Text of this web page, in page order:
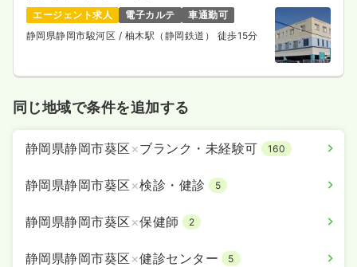
エージェント求人 電子カルテ
車通勤可
静岡県静岡市駿河区 / 柚木駅（静岡鉄道） 徒歩15分
同じ地域で条件を追加する
静岡県静岡市葵区 ×ブランク・未経験可 160
静岡県静岡市葵区 ×検診・健診 5
静岡県静岡市葵区 ×保健師 2
静岡県静岡市葵区 ×健診センター 5